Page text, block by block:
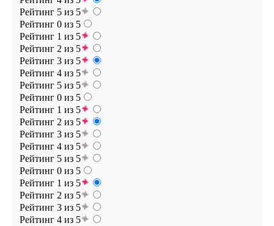
Рейтинг 5 из 5
Рейтинг 0 из 5
Рейтинг 1 из 5
Рейтинг 2 из 5
Рейтинг 3 из 5
Рейтинг 4 из 5
Рейтинг 5 из 5
Рейтинг 0 из 5
Рейтинг 1 из 5
Рейтинг 2 из 5
Рейтинг 3 из 5
Рейтинг 4 из 5
Рейтинг 5 из 5
Рейтинг 0 из 5
Рейтинг 1 из 5
Рейтинг 2 из 5
Рейтинг 3 из 5
Рейтинг 4 из 5